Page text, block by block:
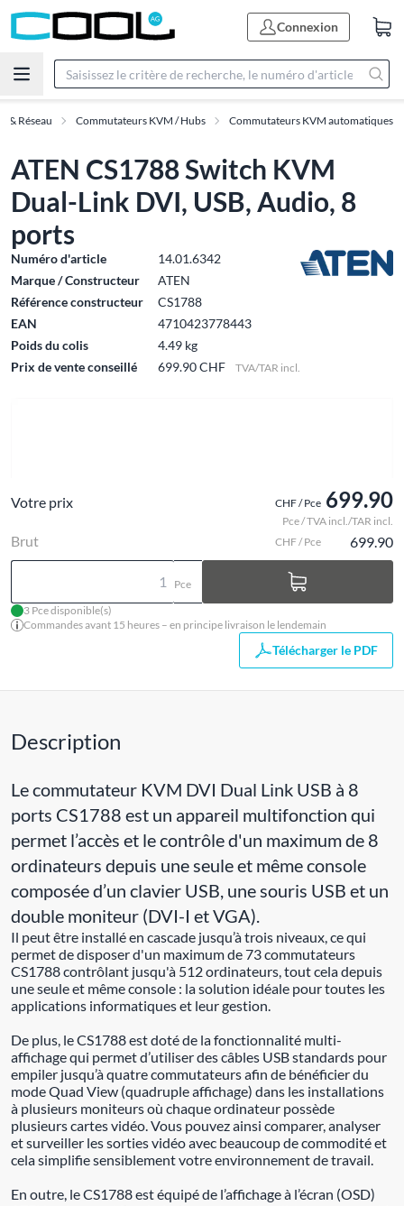
Connexion
& Réseau Commutateurs KVM / Hubs Commutateurs KVM automatiques
ATEN CS1788 Switch KVM
Dual-Link DVI, USB, Audio, 8
ports
Numéro d'article
14.01.6342
Marque / Constructeur
ATEN
Référence constructeur
CS1788
EAN
4710423778443
Poids du colis
4.49 kg
Prix de vente conseillé
699.90 CHF TVA/TAR incl.
Votre prix CHF / Pce 699.90
Pce / TVA incl./TAR incl.
Brut CHF / Pce 699.90
Pce
3 Pce disponible(s)
Commandes avant 15 heures – en principe livraison le lendemain
Télécharger le PDF
Description
Le commutateur KVM DVI Dual Link USB à 8
ports CS1788 est un appareil multifonction qui
permet l’accès et le contrôle d'un maximum de 8
ordinateurs depuis une seule et même console
composée d’un clavier USB, une souris USB et un
double moniteur (DVI-I et VGA).
Il peut être installé en cascade jusqu’à trois niveaux, ce qui
permet de disposer d'un maximum de 73 commutateurs
CS1788 contrôlant jusqu'à 512 ordinateurs, tout cela depuis
une seule et même console : la solution idéale pour toutes les
applications informatiques et leur gestion.
De plus, le CS1788 est doté de la fonctionnalité multi-
affichage qui permet d’utiliser des câbles USB standards pour
empiler jusqu’à quatre commutateurs afin de bénéficier du
mode Quad View (quadruple affichage) dans les installations
à plusieurs moniteurs où chaque ordinateur possède
plusieurs cartes vidéo. Vous pouvez ainsi comparer, analyser
et surveiller les sorties vidéo avec beaucoup de commodité et
cela simplifie sensiblement votre environnement de travail.
En outre, le CS1788 est équipé de l’affichage à l’écran (OSD)